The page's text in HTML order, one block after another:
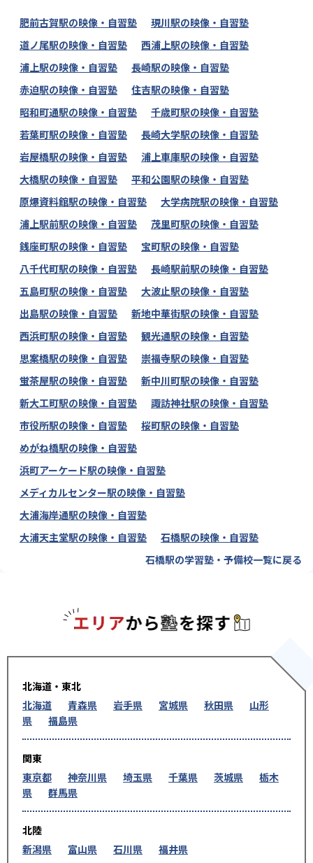
肥前古賀駅の映像・自習塾
現川駅の映像・自習塾
道ノ尾駅の映像・自習塾
西浦上駅の映像・自習塾
浦上駅の映像・自習塾
長崎駅の映像・自習塾
赤迫駅の映像・自習塾
住吉駅の映像・自習塾
昭和町通駅の映像・自習塾
千歳町駅の映像・自習塾
若葉町駅の映像・自習塾
長崎大学駅の映像・自習塾
岩屋橋駅の映像・自習塾
浦上車庫駅の映像・自習塾
大橋駅の映像・自習塾
平和公園駅の映像・自習塾
原爆資料館駅の映像・自習塾
大学病院駅の映像・自習塾
浦上駅前駅の映像・自習塾
茂里町駅の映像・自習塾
銭座町駅の映像・自習塾
宝町駅の映像・自習塾
八千代町駅の映像・自習塾
長崎駅前駅の映像・自習塾
五島町駅の映像・自習塾
大波止駅の映像・自習塾
出島駅の映像・自習塾
新地中華街駅の映像・自習塾
西浜町駅の映像・自習塾
観光通駅の映像・自習塾
思案橋駅の映像・自習塾
崇福寺駅の映像・自習塾
蛍茶屋駅の映像・自習塾
新中川町駅の映像・自習塾
新大工町駅の映像・自習塾
諏訪神社駅の映像・自習塾
市役所駅の映像・自習塾
桜町駅の映像・自習塾
めがね橋駅の映像・自習塾
浜町アーケード駅の映像・自習塾
メディカルセンター駅の映像・自習塾
大浦海岸通駅の映像・自習塾
大浦天主堂駅の映像・自習塾
石橋駅の映像・自習塾
石橋駅の学習塾・予備校一覧に戻る
北海道・東北
北海道
青森県 岩手県 宮城県 秋田県
山形
県
福島県
関東
東京都
神奈川県 埼玉県 千葉県 茨城県
栃木
県
群馬県
北陸
新潟県
富山県 石川県 福井県